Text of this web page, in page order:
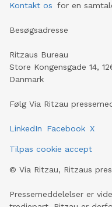
Kontakt os for en
Besøgsadresse
Ritzaus Bureau
Store Kongensgade 14,
Danmark
Følg Via Ritzau
LinkedIn Facebook X
Tilpas cookie accept
© Via Ritzau, Ritzaus
Pressemeddelelser er